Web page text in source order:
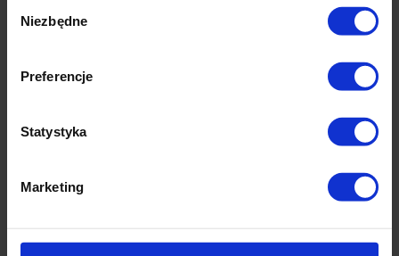
zgody
Niezbędne
Preferencje
Statystyka
Marketing